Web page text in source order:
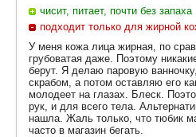
чисит, питает, почти без запаха
подходит только для жирной
У меня кожа лица жирная, по
грубоватая даже. Поэтому
берут. Я делаю паровую
скрабом, а потом оставляю его
молодеет на глазах. Блеск.
рук, и для всего тела.
нашла. Жаль только, что тюбик
часто в магазин бегать.